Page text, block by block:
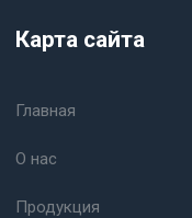
Карта сайта
Главная
О нас
Продукция